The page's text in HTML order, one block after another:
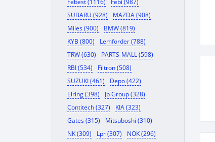
Febest (1116)
Febi (987)
SUBARU (928)
MAZDA (908)
Miles (900)
BMW (819)
KYB (800)
Lemforder (788)
TRW (630)
PARTS-MALL (598)
RBI (534)
Filtron (508)
SUZUKI (461)
Depo (422)
Elring (398)
Jp Group (328)
Contitech (327)
KIA (323)
Gates (315)
Mitsuboshi (310)
NK (309)
Lpr (307)
NOK (296)